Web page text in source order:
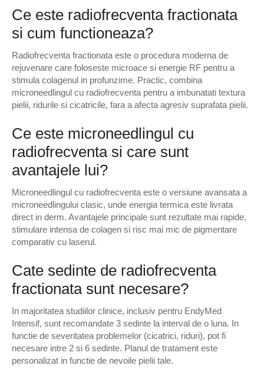
Ce este radiofrecventa fractionata
si cum functioneaza?
Radiofrecventa fractionata este o procedura moderna de
rejuvenare care foloseste microace si energie RF pentru a
stimula colagenul in profunzime. Practic, combina
microneedlingul cu radiofrecventa pentru a imbunatati textura
pielii, ridurile si cicatricile, fara a afecta agresiv suprafata pielii.
Ce este microneedlingul cu
radiofrecventa si care sunt
avantajele lui?
Microneedlingul cu radiofrecventa este o versiune avansata a
microneedlingului clasic, unde energia termica este livrata
direct in derm. Avantajele principale sunt rezultate mai rapide,
stimulare intensa de colagen si risc mai mic de pigmentare
comparativ cu laserul.
Cate sedinte de radiofrecventa
fractionata sunt necesare?
In majoritatea studiilor clinice, inclusiv pentru EndyMed
Intensif, sunt recomandate 3 sedinte la interval de o luna. In
functie de severitatea problemelor (cicatrici, riduri), pot fi
necesare intre 2 si 6 sedinte. Planul de tratament este
personalizat in functie de nevoile pielii tale.